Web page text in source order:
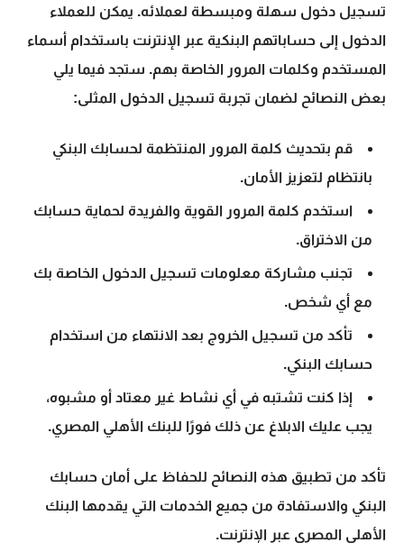
تسجيل دخول سهلة ومبسطة لعملائه. يمكن للعملاء
الدخول إلى حساباتهم البنكية عبر الإنترنت باستخدام أسماء
المستخدم وكلمات المرور الخاصة بهم. ستجد فيما يلي
بعض النصائح لضمان تجربة تسجيل الدخول المثلى:
قم بتحديث كلمة المرور المنتظمة لحسابك البنكي
بانتظام لتعزيز الأمان.
استخدم كلمة المرور القوية والفريدة لحماية حسابك
من الاختراق.
تجنب مشاركة معلومات تسجيل الدخول الخاصة بك
مع أي شخص.
تأكد من تسجيل الخروج بعد الانتهاء من استخدام
حسابك البنكي.
إذا كنت تشتبه في أي نشاط غير معتاد أو مشبوه،
يجب عليك الابلاغ عن ذلك فورًا للبنك الأهلي المصري.
تأكد من تطبيق هذه النصائح للحفاظ على أمان حسابك
البنكي والاستفادة من جميع الخدمات التي يقدمها البنك
الأهلي المصري عبر الإنترنت.